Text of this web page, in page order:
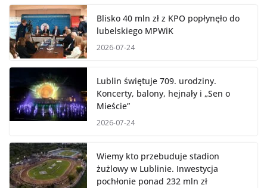
Blisko 40 mln zł z KPO popłynęło do
lubelskiego MPWiK
2026-07-24
Lublin świętuje 709. urodziny.
Koncerty, balony, hejnały i „Sen o
Mieście”
2026-07-24
Wiemy kto przebuduje stadion
żużlowy w Lublinie. Inwestycja
pochłonie ponad 232 mln zł